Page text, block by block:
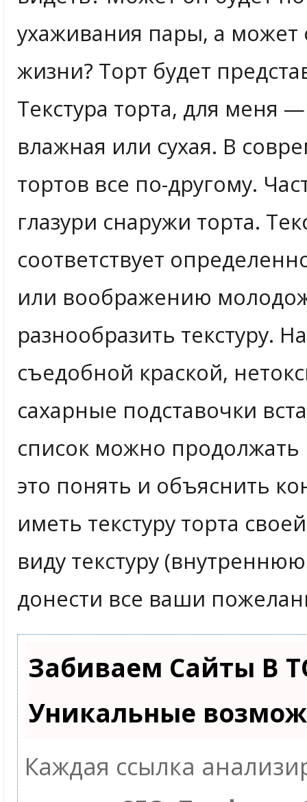
ухаживания пары, а
жизни? Торт будет
Текстура торта, для меня
влажная или сухая. В
тортов все по-другому.
глазури снаружи торта.
соответствует
или воображению
разнообразить текстуру.
съедобной краской,
сахарные подставочки
список можно
это понять и объяснить
иметь текстуру торта
виду текстуру
донести все ваши
Забиваем Сайты В
Уникальные
Каждая ссылка